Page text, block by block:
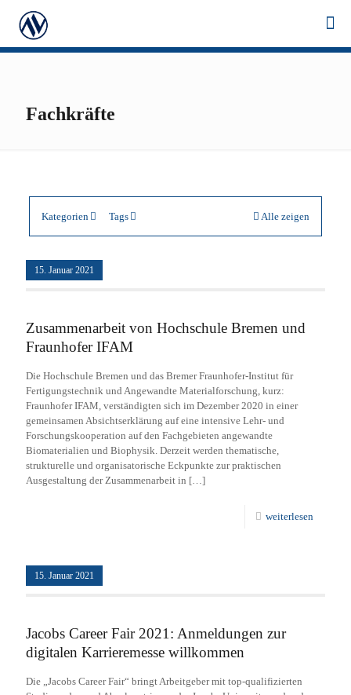
Fachkräfte
Kategorien Tags Alle zeigen
15. Januar 2021
Zusammenarbeit von Hochschule Bremen und
Fraunhofer IFAM
Die Hochschule Bremen und das Bremer Fraunhofer-Institut für
Fertigungstechnik und Angewandte Materialforschung, kurz:
Fraunhofer IFAM, verständigten sich im Dezember 2020 in einer
gemeinsamen Absichtserklärung auf eine intensive Lehr- und
Forschungskooperation auf den Fachgebieten angewandte
Biomaterialien und Biophysik. Derzeit werden thematische,
strukturelle und organisatorische Eckpunkte zur praktischen
Ausgestaltung der Zusammenarbeit in […]
weiterlesen
15. Januar 2021
Jacobs Career Fair 2021: Anmeldungen zur
digitalen Karrieremesse willkommen
Die „Jacobs Career Fair“ bringt Arbeitgeber mit top-qualifizierten